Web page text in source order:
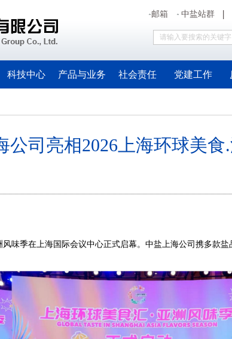
邮箱 中盐站群
科技中心 产品与业务 社会责任 党建工作
公司亮相2026上海环球美
季在上海国际会议中心正式启幕。中盐上海公司携多款盐